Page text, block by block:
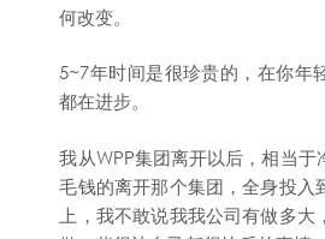
何改变。
5~7年时间是很珍贵的，在你年
都在进步。
我从WPP集团离开以后，相当于
毛钱的离开那个集团，全身投入
上，我不敢说我我公司有做多大